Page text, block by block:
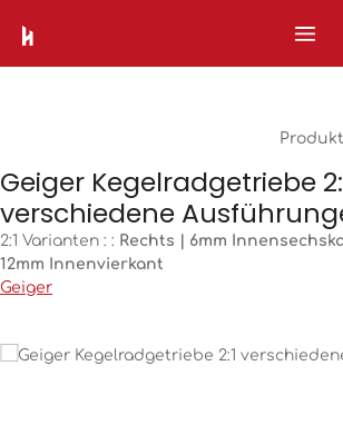
Zum Hauptinhalt springen
Geiger Kegelradgetriebe
verschiedene
2:1 Varianten : : Rechts | 6mm
12mm Innenvierkant
Geiger
Bildergalerie überspringen